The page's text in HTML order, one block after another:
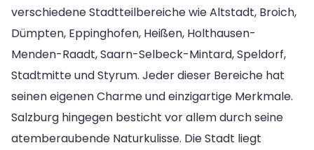
verschiedene Stadtteilbereiche wie Altstadt, Broich,
Dümpten, Eppinghofen, Heißen, Holthausen-
Menden-Raadt, Saarn-Selbeck-Mintard, Speldorf,
Stadtmitte und Styrum. Jeder dieser Bereiche hat
seinen eigenen Charme und einzigartige Merkmale.
Salzburg hingegen besticht vor allem durch seine
atemberaubende Naturkulisse. Die Stadt liegt